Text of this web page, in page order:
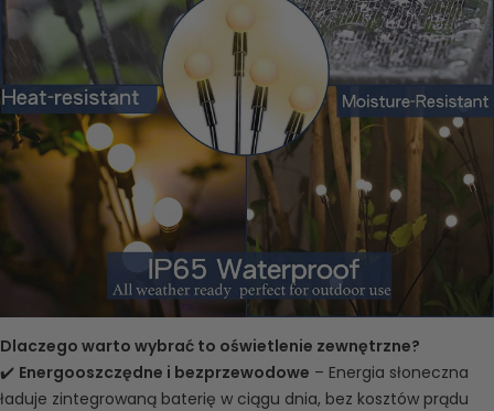
Dlaczego warto wybrać to oświetlenie zewnętrzne?
✔️ Energooszczędne i bezprzewodowe – Energia słoneczna
ładuje zintegrowaną baterię w ciągu dnia, bez kosztów prądu